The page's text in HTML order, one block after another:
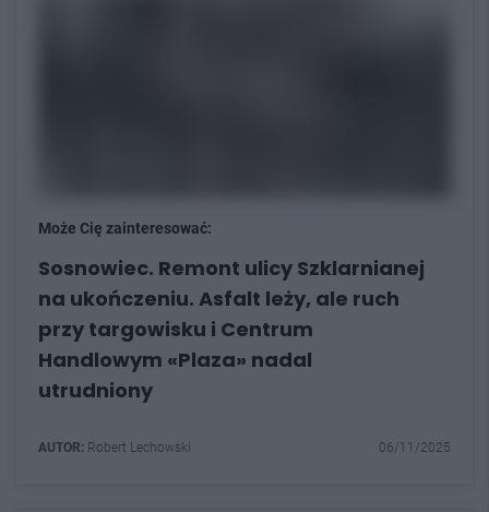
Może Cię zainteresować:
Sosnowiec. Remont ulicy Szklarnianej
na ukończeniu. Asfalt leży, ale ruch
przy targowisku i Centrum
Handlowym «Plaza» nadal
utrudniony
AUTOR: Robert Lechowski 06/11/2025